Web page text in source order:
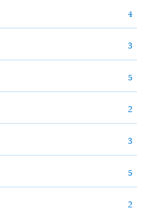
4
3
5
2
3
5
2